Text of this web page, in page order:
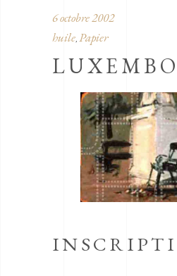
6 octobre 2002
huile, Papier